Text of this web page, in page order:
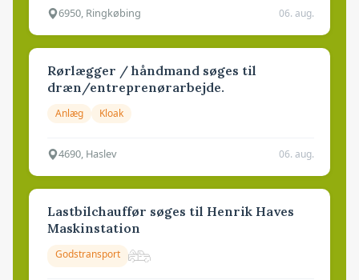
6950, Ringkøbing 06. aug.
Rørlægger / håndmand søges til
dræn/entreprenørarbejde.
Anlæg Kloak
4690, Haslev 06. aug.
Lastbilchauffør søges til Henrik Haves
Maskinstation
Godstransport